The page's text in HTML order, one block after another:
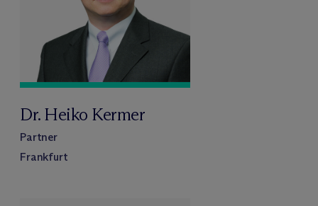
Dr. Heiko Kermer
Partner
Frankfurt